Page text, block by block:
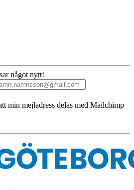
något nytt!
min mejladress delas med Mailchimp